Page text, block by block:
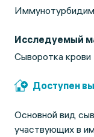
Исследуемый
Сыворотка крови
Доступен
Основной вид
участвующих в